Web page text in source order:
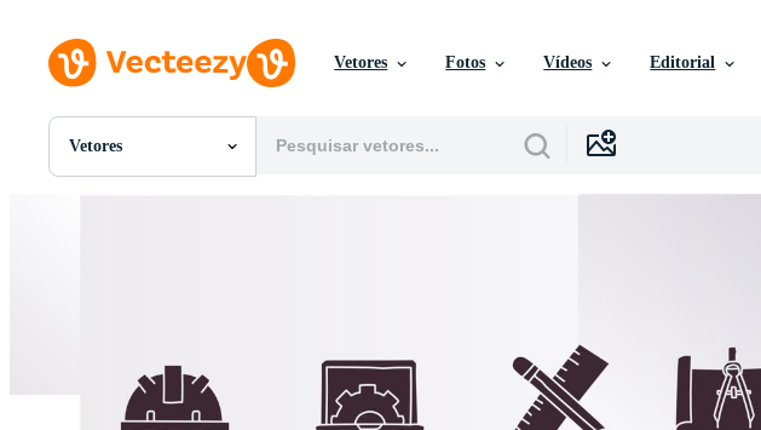
Vetores Fotos Vídeos Editorial
Vetores
Todas Imagens
Motion graphics
Imagens Editoriais
Eventos Editoriais